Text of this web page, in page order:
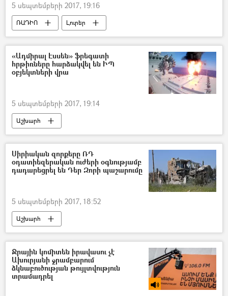
5 սեպտեմբերի 2017, 19:16
ՌԱԴԻՈ Լուրեր
«Ադմիրալ Էսսեն» ֆրեգատի
հրթիռները հարձակվել են ԻՊ
օբյեկտների վրա
5 սեպտեմբերի 2017, 19:14
Աշխարհ
Սիրիական զորքերը ՌԴ
օդատիեզերական ուժերի օգնությամբ
դադարեցրել են Դեր Զորի պաշարումը
5 սեպտեմբերի 2017, 18:52
Աշխարհ
Ջրային կոմիտեն իրավասու չէ
Ախուրյանի ջրամբարում
ձկնաբուծության թույլտվություն
տրամադրել